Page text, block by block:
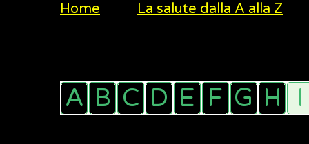
Home La salute dalla A alla Z